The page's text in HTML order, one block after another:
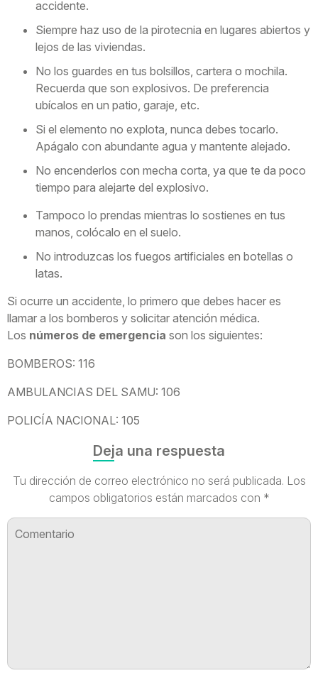
accidente.
Siempre haz uso de la pirotecnia en lugares abiertos y
lejos de las viviendas.
No los guardes en tus bolsillos, cartera o mochila.
Recuerda que son explosivos. De preferencia
ubícalos en un patio, garaje, etc.
Si el elemento no explota, nunca debes tocarlo.
Apágalo con abundante agua y mantente alejado.
No encenderlos con mecha corta, ya que te da poco
tiempo para alejarte del explosivo.
Tampoco lo prendas mientras lo sostienes en tus
manos, colócalo en el suelo.
No introduzcas los fuegos artificiales en botellas o
latas.
Si ocurre un accidente, lo primero que debes hacer es
llamar a los bomberos y solicitar atención médica.
Los números de emergencia son los siguientes:
BOMBEROS: 116
AMBULANCIAS DEL SAMU: 106
POLICÍA NACIONAL: 105
Deja una respuesta
Tu dirección de correo electrónico no será publicada. Los
campos obligatorios están marcados con *